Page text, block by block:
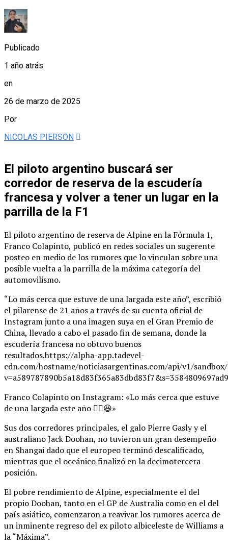
Publicado
1 año atrás
en
26 de marzo de 2025
Por
NICOLAS PIERSON
El piloto argentino buscará ser
corredor de reserva de la escudería
francesa y volver a tener un lugar en la
parrilla de la F1
El piloto argentino de reserva de Alpine en la Fórmula 1,
Franco Colapinto, publicó en redes sociales un sugerente
posteo en medio de los rumores que lo vinculan sobre una
posible vuelta a la parrilla de la máxima categoría del
automovilismo.
“Lo más cerca que estuve de una largada este año”, escribió
el pilarense de 21 años a través de su cuenta oficial de
Instagram junto a una imagen suya en el Gran Premio de
China, llevado a cabo el pasado fin de semana, donde la
escudería francesa no obtuvo buenos
resultados.https://alpha-app.tadevel-
cdn.com/hostname/noticiasargentinas.com/api/v1/sandbox/
Franco Colapinto on Instagram: «Lo más cerca que estuve
de una largada este año ✌🏼😆»
Sus dos corredores principales, el galo Pierre Gasly y el
australiano Jack Doohan, no tuvieron un gran desempeño
en Shangai dado que el europeo terminó descalificado,
mientras que el oceánico finalizó en la decimotercera
posición.
El pobre rendimiento de Alpine, especialmente el del
propio Doohan, tanto en el GP de Australia como en el del
país asiático, comenzaron a reavivar los rumores acerca de
un inminente regreso del ex piloto albiceleste de Williams a
la “Máxima”.